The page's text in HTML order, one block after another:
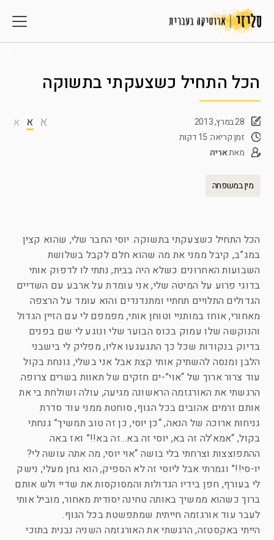
הכל התחיל כשצעקתי בתשוקה
א א א
28 במרץ, 2013
זמן קריאה: 15 דקות
מאתאריה
מין במשפחה
הכל התחיל כשצעקתי בתשוקה. יוסי החבר שלי, שהוא קצין
במג”ב, קיבל ממני את מה שהוא חלם לקבל בשלושת
השבועות האחרונים כשלא היה בבית, נתתי לו לדפוק אותי
בדוגי פרוע על המיטה שלי, אני עומדת על ארבע עם השדיים
הגדולים התלויים תחתיי ומתנדנדים והוא עומד על הרצפה
מאחורי, אוחז במותניי וטוחן אותי, מפמפם לי עם הזיין הגדול
והנוקשה שלו עמוק בכוס הבוער שלי ונוגע לי שם בפנים
בדיוק בנקודות שכל כך התגעגעו אליו, מפליק לי בישבני
הלבן ומנסה להשתיק אותי קצת אבל אני בשלי, גונחת בקול
עוד צרור ארוך של “אוי”-ים חזקים של תאוות בשרים צרופה.
הרגשתי את האורגזמה הראשונה מגיעה, עולה ושולחת בי את
אותם זרמים אהובים בכל הגוף, סוחטת ממני עוד סדרת
גניחות ארוכה של הנאה, “כן יוסי, כן זה טוב תמשיך” גנחתי
בקול, “אמא’לה זה בא, יוסי זה בא…זה בא!!” ואז באה
ההתפוצצות וצרחתי בלי בושה “אוי יוסי, מה אתה עושה לי?
יו-סי!!” וגמרתי אבל ליוסי זה לא הספיק, הוא גחן מעלי, נישק
לי בעורף, חפן בידיו הגדולות והמסוקסות את שדיי ולש אותם
ברוך כשהוא ממשיך באותה טחינה יסודית מאחור, מוביל אותי
לעבר עוד אורגזמה חייתית שמתפשטת בכל הגוף.
הייתי באקסטזה, הרגשתי את האורגזמה השניה נבנית בתוכי